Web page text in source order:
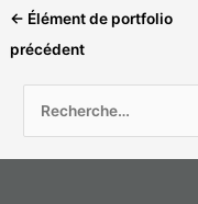
← Élément de portfolio
précédent